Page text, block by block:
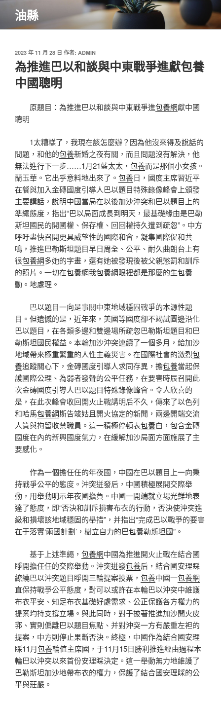
主
油縣
發
佈
於
2023 年 11 月 28 日 作者: ADMIN
為推進巴以和談與中東戰爭進獻包養
中國聰明
原題目：為推進巴以和談與中東戰爭進包養網獻中國
聰明
1太糟糕了，我現在該怎麼辦？因為他沒來得及說話的
問題，和他的包養新婚之夜有關，而且問題沒有解決，他
無法進行下一步……1月21藍太太， 包養而是那個小女孩。
蘭玉華。它出乎意料地出來了。 包養日，國度主席習近平
在餐與加入金磚國度引導人巴以題目特殊錄像峰會上頒發
主要講話，說明中國當局在以後加沙沖突和巴以題目上的
準繩態度，指出“巴以局面成長到明天，最基礎緣由是巴勒
斯坦國民的開國權、保存權、回回權持久遭到疏忽”。中方
呼吁盡快召開更具威望性的國際和會，凝集國際促和共
鳴，推進巴勒斯坦題目早日周全、公平、耐久曲朗台上有
很包養網多她的字畫，還有她被發現後被父親懲罰和訓斥
的照片。一切在包養網我包養網眼裡都是那麼的生包養
動。地處理。
巴以題目一向是事關中東地域穩固戰爭的本源性題
目。但遺憾的是，近年來，美國等國度卻不竭試圖邊沿化
巴以題目，在各類多邊和雙邊場所疏忽巴勒斯坦題目和巴
勒斯坦國民權益。本輪加沙沖突連續了一個多月，給加沙
地域帶來極重繁重的人性主義災害。在國際社會的激烈包
養追蹤關心下，金磚國度引導人求同存異，擔包養當起保
護國際公理、為弱者發聲的公平任務，在要害時辰召開此
次金磚國度引導人巴以題目特殊錄像峰會。令人欣喜的
是，在此次峰會收回開火止戰講明后不久，傳來了以色列
和哈馬包養網斯告竣姑且開火協定的新聞，兩邊開端交流
人質與拘留收禁職員。這一積極停頓表包養白，包含金磚
國度在內的新興國度氣力，在緩解加沙局面方面施展了主
要感化。
作為一個擔任任的年夜國，中國在巴以題目上一向秉
持戰爭公平的態度。沖突迸發后，中國積極展開交際舉
動，用舉動明示年夜國擔負。中國一開端就立場光鮮地表
達了態度，即“否決和訓斥損害布衣的行動，否決使沖突進
級和損壞該地域穩固的舉措”，并指出“完成巴以戰爭的要害
在于落實‘兩國計劃’，樹立自力的巴包養勒斯坦國”。
基于上述準繩， 包養網中國為推進開火止戰在結合國
睜開擔任任的交際舉動。沖突迸發包養后，結合國安理睬
繚繞巴以沖突題目睜開三輪提案投票， 包養中國一包養網
直保持戰爭公平態度，對可以或許在本輪巴以沖突中維護
布衣平安、知足布衣基礎好處需求、公正保護各方權力的
提案均持支撐立場。與此同時，對于披著推進加沙開火皮
郛、實則偏離巴以題目焦點、并對沖突一方有嚴重左袒的
提案，中方則停止果斷否決。終極，中國作為結合國安理
睬11月包養輪值主席國，于11月15日勝利推進經由過程本
輪巴以沖突以來首份安理睬決定。這一舉動無力地維護了
巴勒斯坦加沙地帶布衣的權力，保護了結合國安理睬的公
平與莊嚴。